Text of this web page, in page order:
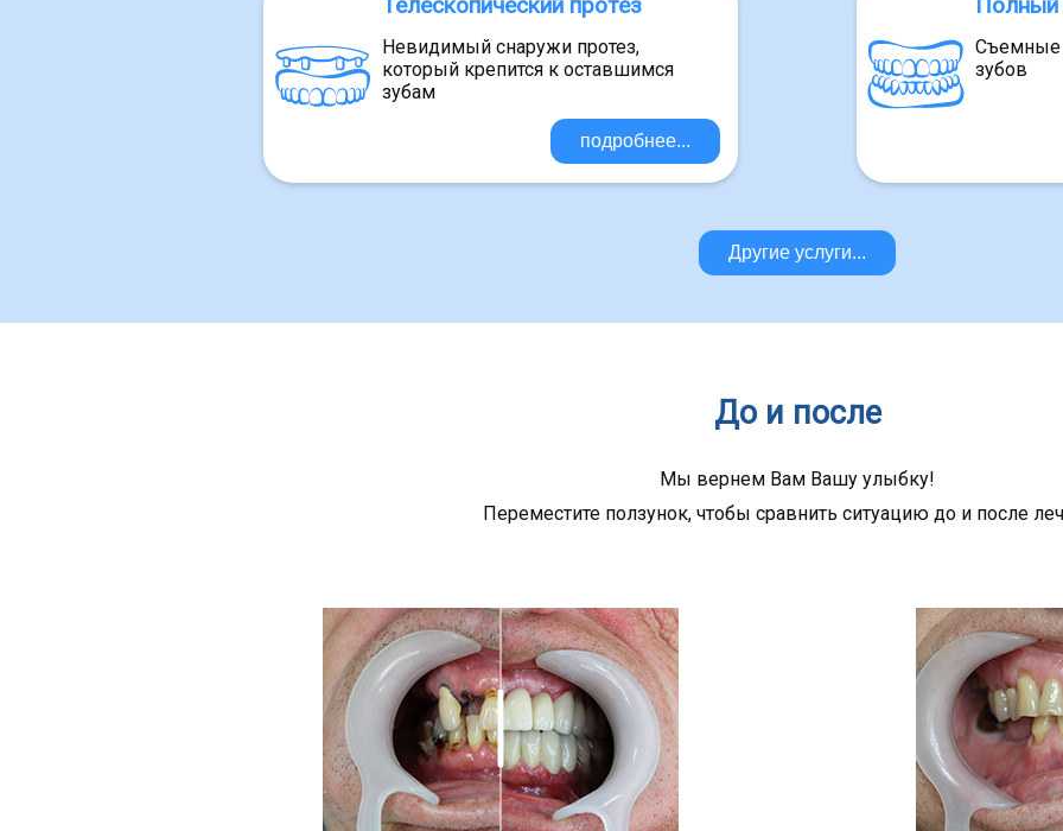
Невидимый снаружи протез,
который крепится к оставшимся
зубам
подробнее...
Съемные
зубов
Другие услуги...
До и после
Мы вернем Вам Вашу улыбку!
Переместите ползунок, чтобы сравнить ситуацию до и после